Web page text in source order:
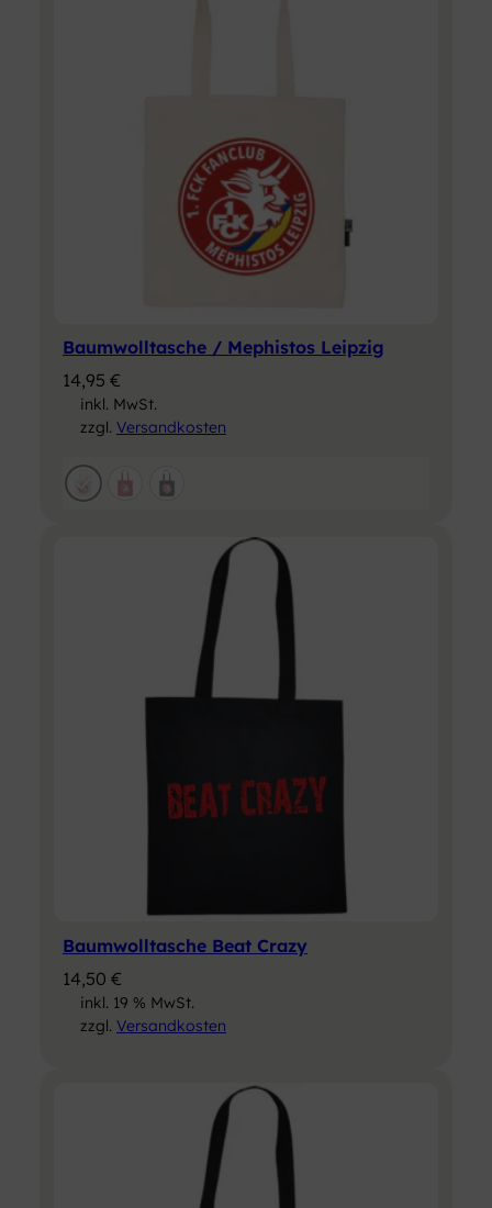
Baumwolltasche / Mephistos Leipzig
14,95 €
inkl. MwSt.
zzgl. Versandkosten
Baumwolltasche Beat Crazy
14,50 €
inkl. 19 % MwSt.
zzgl. Versandkosten